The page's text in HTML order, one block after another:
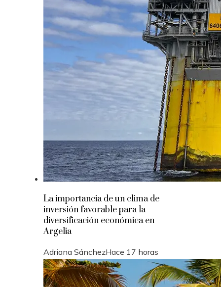
La importancia de un clima de
inversión favorable para la
diversificación económica en
Argelia
Adriana SánchezHace 17 horas